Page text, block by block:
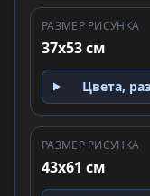
РАЗМЕР РИСУНКА
37x53 см
Цвета,
РАЗМЕР РИСУНКА
43x61 см